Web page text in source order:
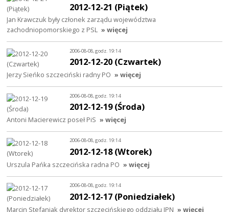
2012-12-21 (Piątek)
Jan Krawczuk były członek zarządu województwa
zachodniopomorskiego z PSL » więcej
2006-08-08, godz. 19:14
2012-12-20 (Czwartek)
Jerzy Sieńko szczeciński radny PO » więcej
2006-08-08, godz. 19:14
2012-12-19 (Środa)
Antoni Macierewicz poseł PiS » więcej
2006-08-08, godz. 19:14
2012-12-18 (Wtorek)
Urszula Pańka szczecińska radna PO » więcej
2006-08-08, godz. 19:14
2012-12-17 (Poniedziałek)
Marcin Stefaniak dyrektor szczecińskiego oddziału IPN » więcej